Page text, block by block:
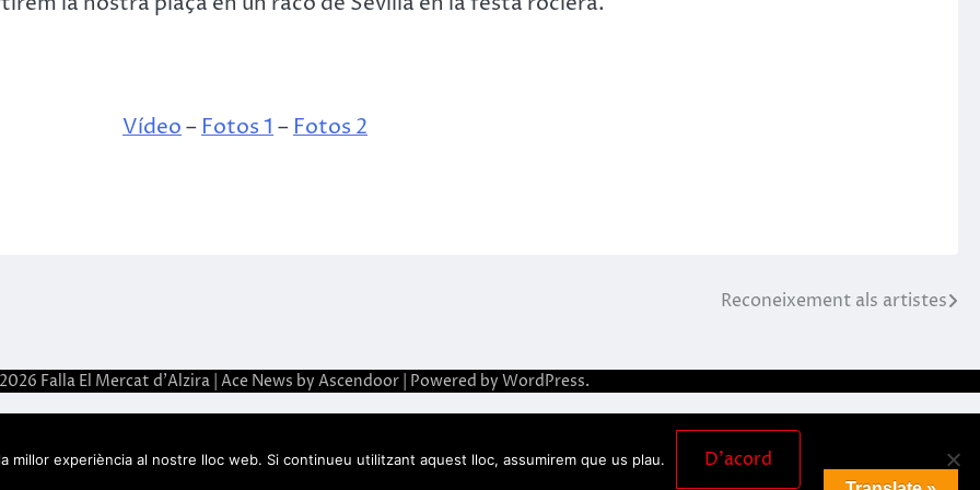
Vídeo– Fotos 1 – Fotos 2
Reconeixement als artistes
Falla El Mercat d'Alzira| Ace News by Ascendoor| Powered by WordPress.
millor experiència al nostre lloc web. Si continueu utilitzant aquest lloc, assumirem que us plau. D'acord